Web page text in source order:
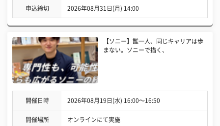
申込締切 2026年08月31日(月) 14:00
【ソニー】誰一人、同じキャリアは歩
まない。ソニーで描く、
開催日時 2026年08月19日(水) 16:00〜16:50
開催場所 オンラインにて実施